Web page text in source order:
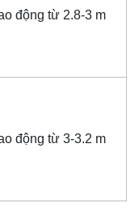
động từ 2.8-3 m
động từ 3-3.2 m